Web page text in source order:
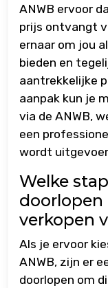
ANWB ervoor
prijs ontvangt
ernaar om jou
bieden en
aantrekkelijke
aanpak kun je
via de ANWB,
een
wordt
Welke
verkopen
Als je ervoor
ANWB, zijn er
doorlopen om